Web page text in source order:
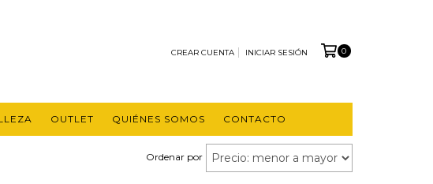
CREAR CUENTA INICIAR SESIÓN 0
OUTLET QUIÉNES SOMOS CONTACTO
Ordenar por